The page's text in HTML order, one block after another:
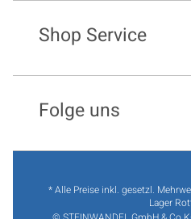
Shop Service
Folge uns
* Alle Preise inkl. gesetzl.
Lager